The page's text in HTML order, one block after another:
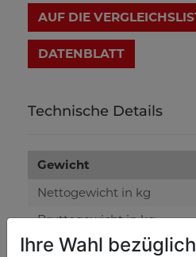
AUF DIE
DATENBLATT
Technische Details
Gewicht
Nettogewicht in kg
Bruttogewicht in kg
Ihre Wahl